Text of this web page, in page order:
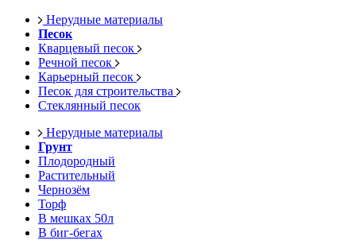
Нерудные материалы
Песок
Кварцевый песок
Речной песок
Карьерный песок
Песок для строительства
Стеклянный песок
Нерудные материалы
Грунт
Плодородный
Растительный
Чернозём
Торф
В мешках 50л
В биг-бегах